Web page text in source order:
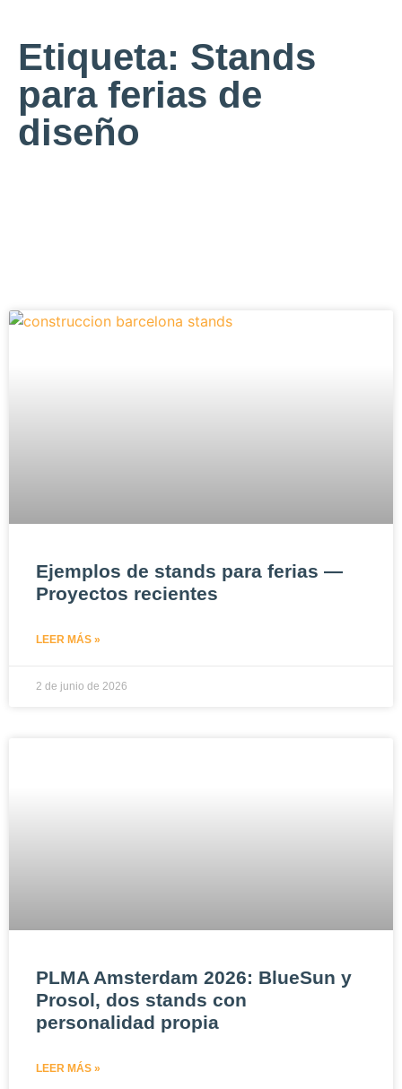
Etiqueta: Stands
para ferias de
diseño
Ejemplos de stands para ferias —
Proyectos recientes
LEER MÁS »
2 de junio de 2026
PLMA Amsterdam 2026: BlueSun y
Prosol, dos stands con
personalidad propia
LEER MÁS »